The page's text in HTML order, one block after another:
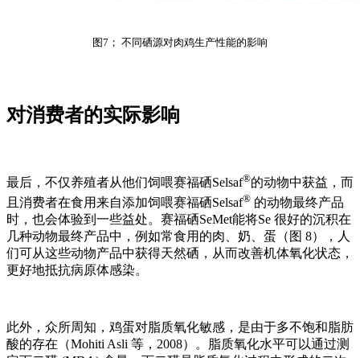
图7； 不同硒源对肉鸡生产性能的影响
对消费者的实际影响
最后，不仅养殖者从他们饲喂赛福硒Selsaf®的动物中获益，而
且消费者在食用来自添加饲喂赛福硒Selsaf® 的动物最终产品
时，也会体验到一些益处。赛福硒SeMet能将Se 很好的沉积在
几种动物最终产品中，例如常食用的肉、奶、蛋（图 8），人
们可从这些动物产品中获得天然硒，从而改善机体氧化状态，
更好地抵抗病原体感染。
此外，众所周知，鸡蛋对脂质氧化敏感，是由于多不饱和脂肪
酸的存在（Mohiti Asli 等，2008）。脂质氧化水平可以通过测